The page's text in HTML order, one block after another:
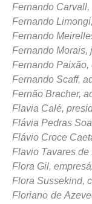
Fernando
Fernando
Fernando
Fernando Morais,
Fernando Paixão,
Fernando Scaff,
Fernão Bracher,
Flavia Calé,
Flávia Pedras
Flávio Croce
Flavio Tavares de
Flora Gil,
Flora Sussekind,
Floriano de